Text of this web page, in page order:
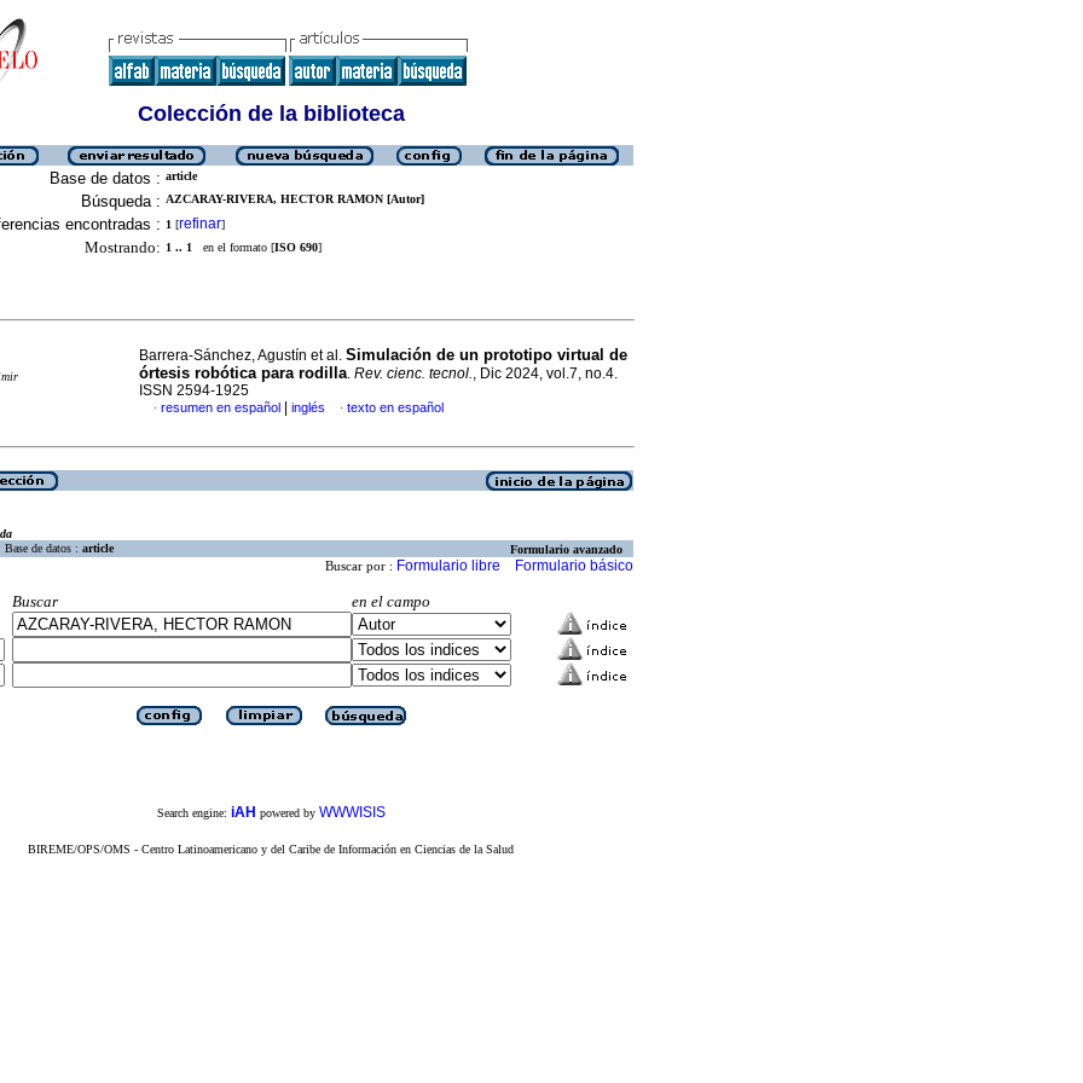
Colección de la biblioteca
Base de datos : article
Búsqueda : AZCARAY-RIVERA, HECTOR RAMON [Autor]
encontradas : 1 [refinar]
Mostrando: 1 .. 1 en el formato [ISO 690]
Barrera-Sánchez, Agustín et al. Simulación de un prototipo virtual de
órtesis robótica para rodilla. Rev. cienc. tecnol., Dic 2024, vol.7, no.4.
ISSN 2594-1925
· resumen en español inglés · texto en español
Base de datos : article Formulario avanzado
Buscar por : Formulario libre Formulario básico
Buscar
en el campo
Search engine: iAH powered by WWWISIS
BIREME/OPS/OMS - Centro Latinoamericano y del Caribe de Información en Ciencias de la Salud